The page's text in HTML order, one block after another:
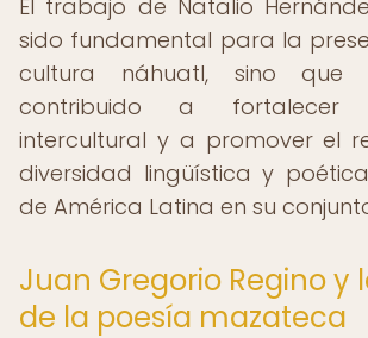
El trabajo de Natalio
sido fundamental para la
cultura náhuatl, sino que
contribuido a
intercultural y a promover el
diversidad lingüística y
de América Latina en su
Juan Gregorio Regino y
de la poesía mazateca